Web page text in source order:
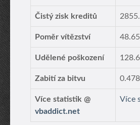
Čistý zisk kreditů
Poměr vítězství
Udělené poškození
Zabití za bitvu
Více statistik @
vbaddict.net
Více